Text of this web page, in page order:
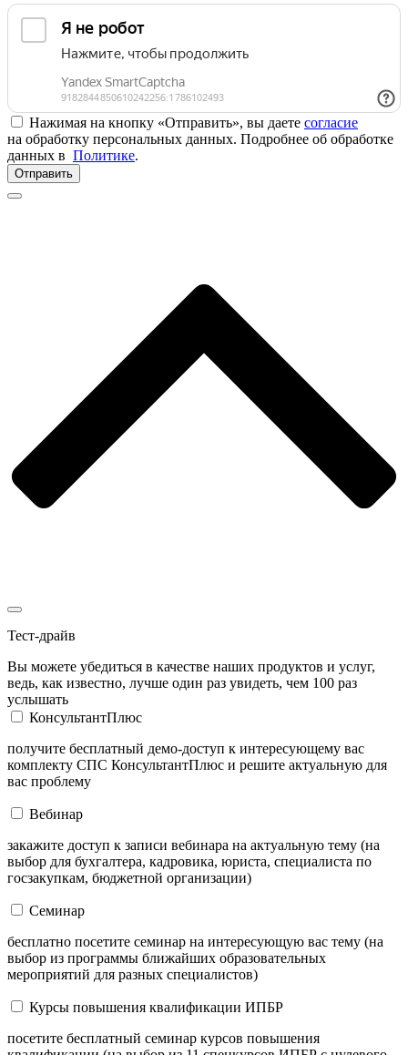
Нажимая на кнопку «Отправить», вы даете согласие
на обработку персональных данных. Подробнее об обработке
данных в Политике.
Отправить
Тест-драйв
Вы можете убедиться в качестве наших продуктов и услуг,
ведь, как известно, лучше один раз увидеть, чем 100 раз
услышать
КонсультантПлюс
получите бесплатный демо-доступ к интересующему вас
комплекту СПС КонсультантПлюс и решите актуальную для
вас проблему
Вебинар
закажите доступ к записи вебинара на актуальную тему (на
выбор для бухгалтера, кадровика, юриста, специалиста по
госзакупкам, бюджетной организации)
Семинар
бесплатно посетите семинар на интересующую вас тему (на
выбор из программы ближайших образовательных
мероприятий для разных специалистов)
Курсы повышения квалификации ИПБР
посетите бесплатный семинар курсов повышения